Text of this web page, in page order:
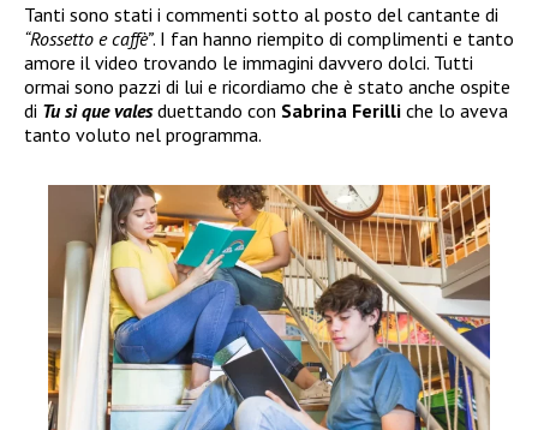
Tanti sono stati i commenti sotto al posto del cantante di
“Rossetto e caffè”. I fan hanno riempito di complimenti e tanto
amore il video trovando le immagini davvero dolci. Tutti
ormai sono pazzi di lui e ricordiamo che è stato anche ospite
di Tu sì que valesduettando con Sabrina Ferilli che lo aveva
tanto voluto nel programma.